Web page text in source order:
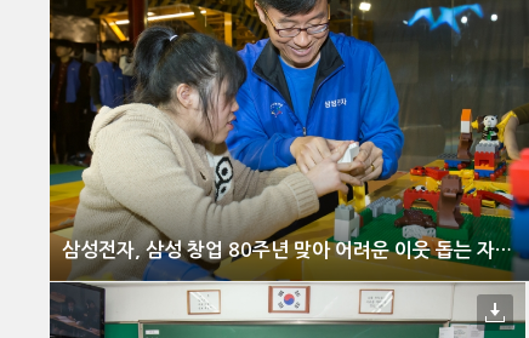
삼성전자, 삼성 창업 80주년 맞아 어려운 이웃 돕는 자원봉사 나섰다